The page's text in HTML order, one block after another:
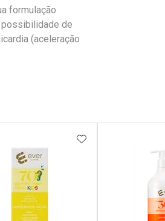
formulação
possibilidade de
(aceleração
FAVORITOSADICIONAR AOS